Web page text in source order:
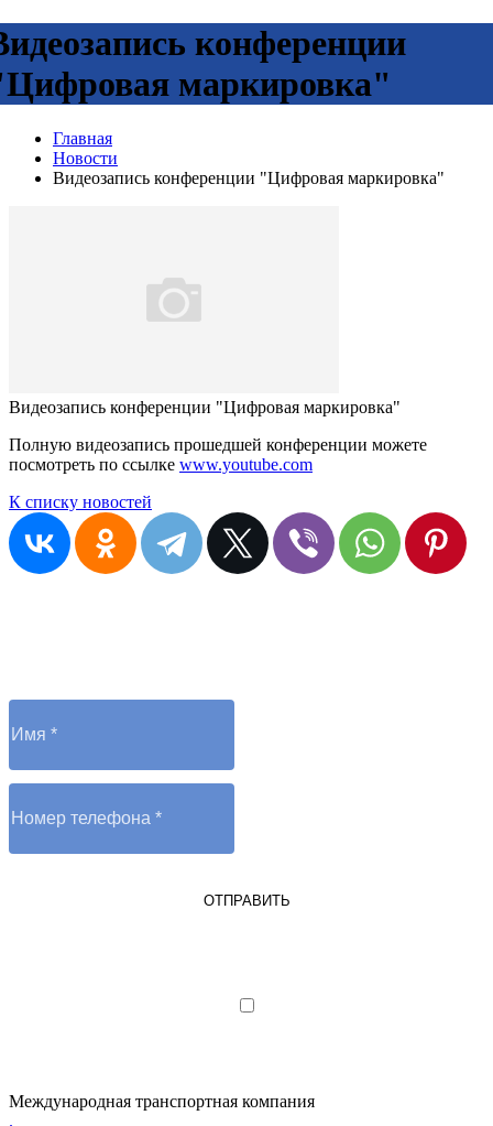
конференции
маркировка"
Главная
Новости
Видеозапись конференции "Цифровая маркировка"
Видеозапись конференции "Цифровая маркировка"
Полную видеозапись прошедшей конференции можете
посмотреть по ссылке www.youtube.com
К списку новостей
ОТПРАВИТЬ
Международная транспортная компания
.